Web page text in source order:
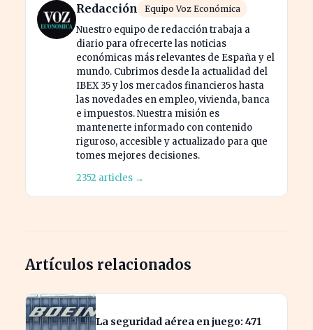
Redacción Equipo Voz Económica
Nuestro equipo de redacción trabaja a
diario para ofrecerte las noticias
económicas más relevantes de España y el
mundo. Cubrimos desde la actualidad del
IBEX 35 y los mercados financieros hasta
las novedades en empleo, vivienda, banca
e impuestos. Nuestra misión es
mantenerte informado con contenido
riguroso, accesible y actualizado para que
tomes mejores decisiones.
2352 articles →
Artículos relacionados
La seguridad aérea en juego: 471